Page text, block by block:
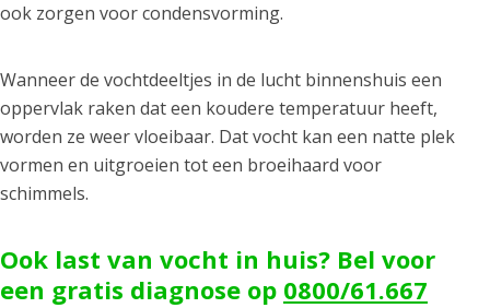
ook zorgen voor condensvorming.
Wanneer de vochtdeeltjes in de lucht binnenshuis een
oppervlak raken dat een koudere temperatuur heeft,
worden ze weer vloeibaar. Dat vocht kan een natte plek
vormen en uitgroeien tot een broeihaard voor
schimmels.
Ook last van vocht in huis? Bel voor
een gratis diagnose op 0800/61.667